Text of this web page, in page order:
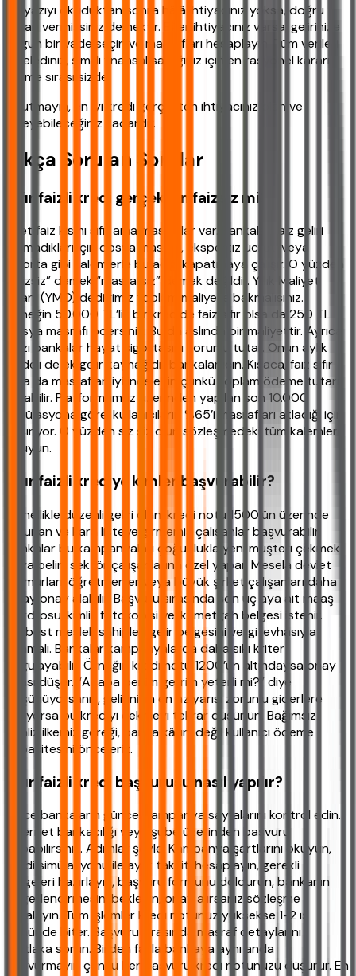
Bu yazıyı okuduktan sonra hâlâ ihtiyacınız yoksa, doğru
kararı vermişsiniz demektir. Eğer ihtiyacınız varsa, gelirinize
uygun bir vade seçin ve masrafları hesaplayın. Tüm verileri
incelediniz, şimdi finansal sağlığınız için en rasyonel kararı
verme sırası sizde.
Unutmayın, en iyi kredi gerçekten ihtiyacınız olan ve
ödeyebileceğiniz kadardır.
Sıkça Sorulan Sorular
Sıfır faizli kredi gerçekten faizsiz mi?
Evet faiz kısmı sıfır ama masraflar var. Bankalar faiz geliri
alamadıkları için dosya masrafı, ekspertiz ücreti veya
sigorta gibi kalemlerle bu açığı kapatmaya çalışır. O yüzden
“faizsiz” demek “masrafsız” demek değildir. Yıllık Maliyet
Oranı (YMO) dediğimiz toplam maliyete bakmalısınız.
Örneğin 50.000 TL’lik bir kredide faiz sıfır olsa da 250 TL
dosya masrafı ödersiniz. Bu da aslında bir maliyettir. Ayrıca
bazı bankalar hayat sigortasını zorunlu tutar. Onun aylık
bedeli de ek gelir kaynağıdır bankalar için. Kısaca, faiz sıfır
olsa da masrafları iyi inceleyin çünkü toplam ödeme tutarı
artabilir. Platformumuz üzerinden yapılan son 10.000
simülasyona göre, kullanıcıların %65’i masrafları atladığı için
şaşırıyor. O yüzden siz siz olun sözleşmedeki tüm kalemleri
okuyun.
Sıfır faizli krediye kimler başvurabilir?
Genellikle düzenli geliri olan, kredi notu 1500’ün üzerinde
bulunan ve kara listeye girmemiş çalışanlar başvurabilir.
Bankalar bu kampanyaları çoğunlukla yeni müşteri çekmek
veya belirli sektör çalışanlarına özel yapar. Mesela devlet
memurları, öğretmenler veya büyük şirket çalışanları daha
kolay onay alabilir. Başvuru sırasında son üç aya ait maaş
bordrosu, kimlik fotokopisi ve ikametgah belgesi istenir.
Serbest meslek sahipleri gelir belgesini vergi levhasıyla
sunmalı. Bankalar kampanyalarda daha sıkı kriter
uygulayabilir. Örneğin kredi notu 1200’ün altındaysa onay
şansı düşer. “Acaba benim gelirim yeterli mi?” diye
düşünüyorsanız, gelirinizin en az yarısı zorunlu giderlere
gidiyorsa bu krediyi çekmeyi tekrar düşünün. Bağımsız
analiz ilkemiz gereği, banka kârını değil kullanıcı ödeme
kapasitesini önceleriz.
Sıfır faizli kredi başvurusu nasıl yapılır?
Önce bankaların güncel kampanya sayfalarını kontrol edin.
İnternet bankacılığı veya şube üzerinden başvuru
yapabilirsiniz. Adımlar şöyle: Kampanya şartlarını okuyun,
kredi simülasyonu ile aylık taksiti hesaplayın, gerekli
belgeleri hazırlayın, başvuru formunu doldurun, bankanın
değerlendirmesini bekleyin, onay alırsanız sözleşme
imzalayın. Tüm işlemler kredi notunuz yüksekse 1-2 iş
gününde biter. Başvuru sırasında masraf detaylarını
mutlaka sorun. Birden fazla bankaya aynı anda
başvurmayın çünkü her başvuru kredi notunuzu düşürür. En